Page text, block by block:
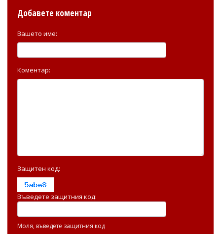
Добавете коментар
Вашето име:
Коментар:
Защитен код:
Въведете защитния код:
Моля, въведете защитния код